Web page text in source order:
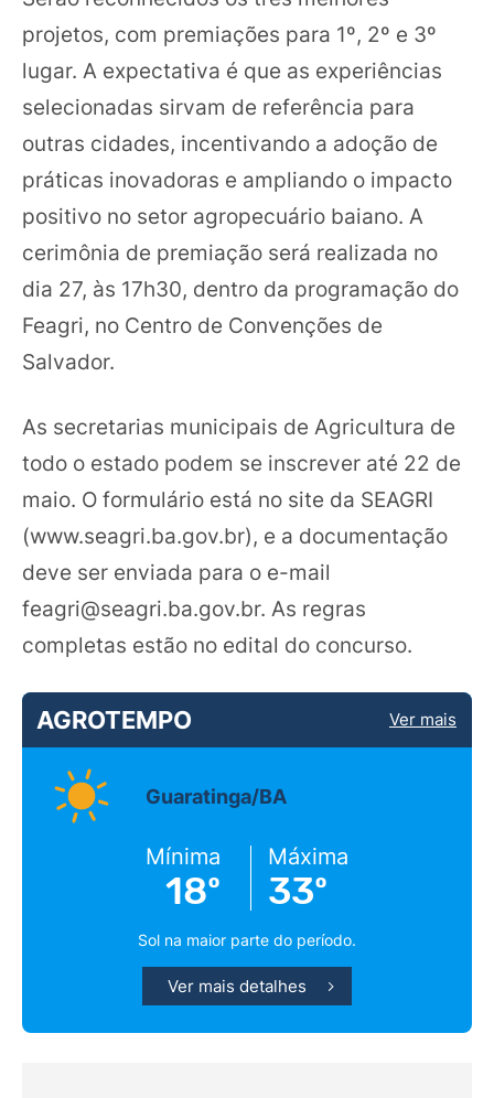
projetos, com premiações para 1º, 2º e 3º
lugar. A expectativa é que as experiências
selecionadas sirvam de referência para
outras cidades, incentivando a adoção de
práticas inovadoras e ampliando o impacto
positivo no setor agropecuário baiano. A
cerimônia de premiação será realizada no
dia 27, às 17h30, dentro da programação do
Feagri, no Centro de Convenções de
Salvador.
As secretarias municipais de Agricultura de
todo o estado podem se inscrever até 22 de
maio. O formulário está no site da SEAGRI
(www.seagri.ba.gov.br), e a documentação
deve ser enviada para o e-mail
feagri@seagri.ba.gov.br. As regras
completas estão no edital do concurso.
AGROTEMPO Ver mais
Guaratinga/BA
Mínima
18º
Máxima
33º
Sol na maior parte do período.
Ver mais detalhes